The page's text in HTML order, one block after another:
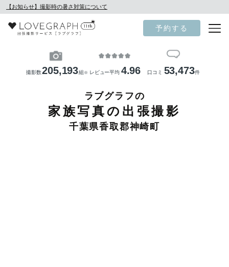
【お知らせ】撮影時の暑さ対策について
予約する
撮影数205,193組 ※ レビュー平均 4.96 口コミ 53,473件
ラブグラフの
家族写真の出張撮影
千葉県香取郡神崎町